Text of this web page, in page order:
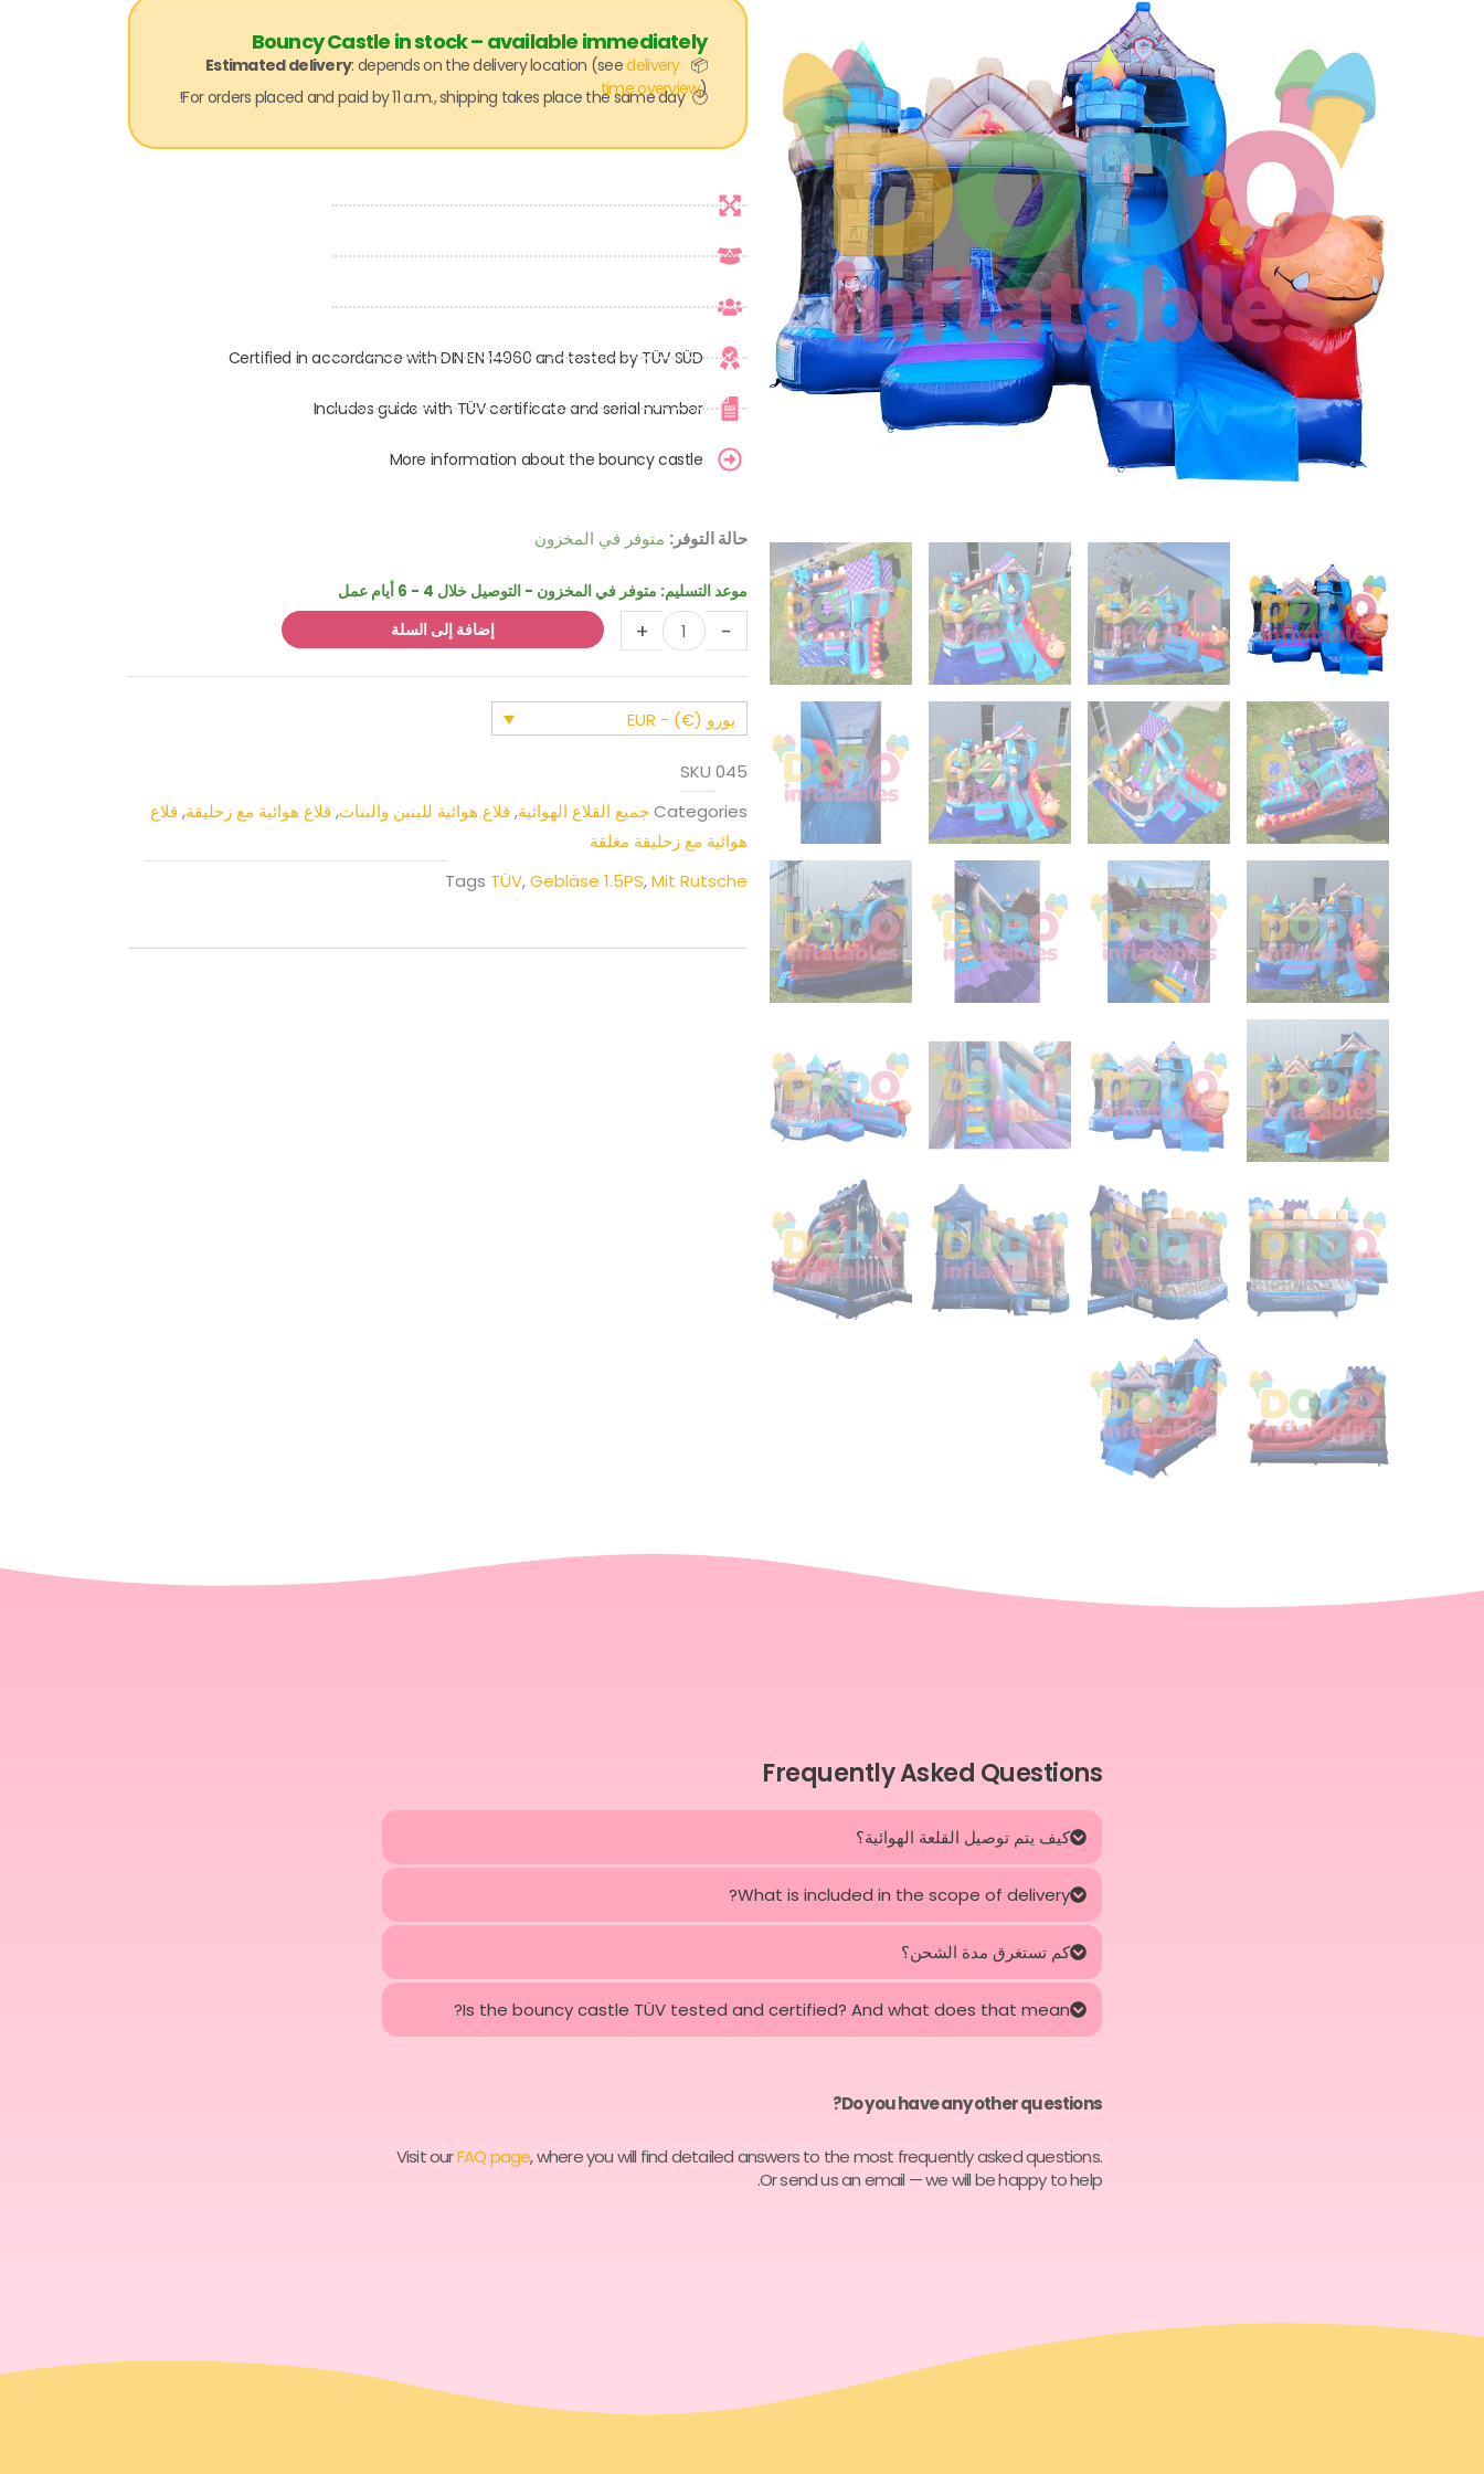
Bouncy Castle in stock – available immediately
📦
Estimated delivery: depends on the delivery location (seedelivery
time overview)
🕙 For orders placed and paid by 11 a.m., shipping takes place the same day!
Certified in accordance with DIN EN 14960 and tested by TÜV SÜD
Includes guide with TÜV certificate and serial number
More information about the bouncy castle
حالة التوفر: متوفر في المخزون
موعد التسليم: متوفر في المخزون - التوصيل خلال 4 - 6 أيام عمل
-
كمية
التنين
النطاطة
القلعة
النطاطة
+ إضافة إلى السلة
يورو (€) - EUR
SKU 045
Categoriesجميع القلاع الهوائية, قلاع هوائية للبنين والبنات, قلاع هوائية مع زحليقة, قلاع
هوائية مع زحليقة مغلقة
Tags TÜV,Gebläse 1.5PS,Mit Rutsche
Frequently Asked Questions
كيف يتم توصيل القلعة الهوائية؟
What is included in the scope of delivery?
كم تستغرق مدة الشحن؟
Is the bouncy castle TÜV tested and certified? And what does that mean?
Do you have any other questions?
Visit ourFAQ page, where you will find detailed answers to the most frequently asked questions.
Or send us an email — we will be happy to help.